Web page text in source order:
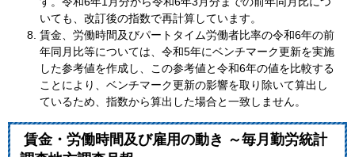
いても、改訂後の指数で再計算しています。
賃金、労働時間及びパートタイム労働者比率の令和6年の前
年同月比等については、令和5年にベンチマーク更新を実施
した参考値を作成し、この参考値と令和6年の値を比較する
ことにより、ベンチマーク更新の影響を取り除いて算出し
ているため、指数から算出した場合と一致しません。
賃金・労働時間及び雇用の動き ～毎月勤労統計